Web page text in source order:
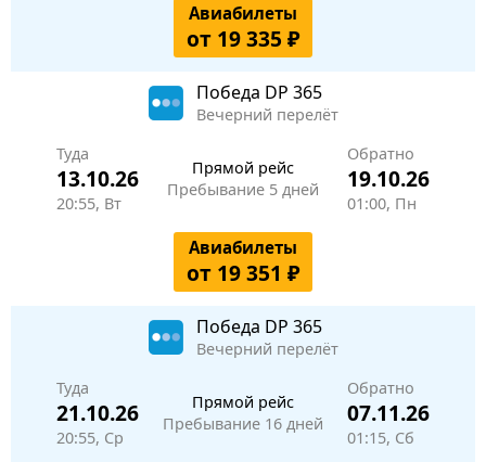
Авиабилеты
от 19 335 ₽
Победа DP 365
Вечерний перелёт
Туда
13.10.26
20:55, Вт
Прямой рейс
Пребывание 5 дней
Обратно
19.10.26
01:00, Пн
Авиабилеты
от 19 351 ₽
Победа DP 365
Вечерний перелёт
Туда
21.10.26
20:55, Ср
Прямой рейс
Пребывание 16 дней
Обратно
07.11.26
01:15, Сб